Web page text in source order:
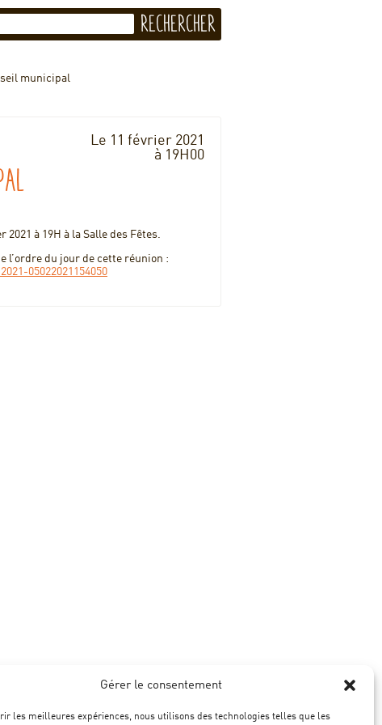
Gérer le consentement
les meilleures expériences, nous utilisons des technologies telles que les
municipal
Le 11 février 2021
à 19H00
à 19H à la Salle des Fêtes.
l’ordre du jour de cette réunion :
05022021154050